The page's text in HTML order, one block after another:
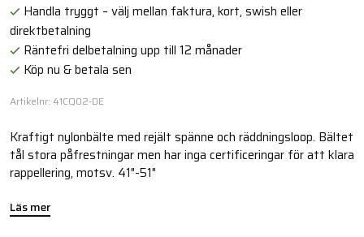
Handla tryggt – välj mellan faktura, kort, swish eller
direktbetalning
Räntefri delbetalning upp till 12 månader
Köp nu & betala sen
Artikelnr: 41CQ02-DE
Kraftigt nylonbälte med rejält spänne och räddningsloop. Bältet
tål stora påfrestningar men har inga certificeringar för att klara
rappellering, motsv. 41"-51"
Läs mer